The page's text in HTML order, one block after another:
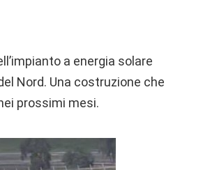
a energia solare
Nord. Una costruzione che
prossimi mesi.